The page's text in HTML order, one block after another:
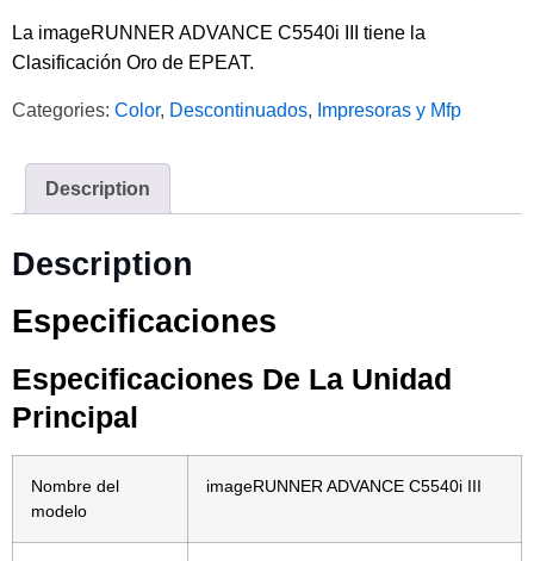
La imageRUNNER ADVANCE C5540i III tiene la
Clasificación Oro de EPEAT.
Categories: Color, Descontinuados, Impresoras y Mfp
Description
Description
Especificaciones
Especificaciones De La Unidad
Principal
Nombre del
modelo
imageRUNNER ADVANCE C5540i III